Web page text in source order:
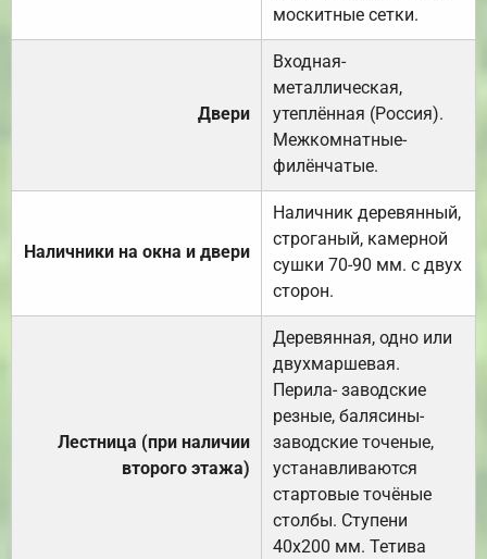
москитные сетки.
Двери
Входная-
металлическая,
утеплённая (Россия).
Межкомнатные-
филёнчатые.
Наличники на окна и двери
Наличник деревянный,
строганый, камерной
сушки 70-90 мм. с двух
сторон.
Лестница (при наличии
второго этажа)
Деревянная, одно или
двухмаршевая.
Перила- заводские
резные, балясины-
заводские точеные,
устанавливаются
стартовые точёные
столбы. Ступени
40х200 мм. Тетива